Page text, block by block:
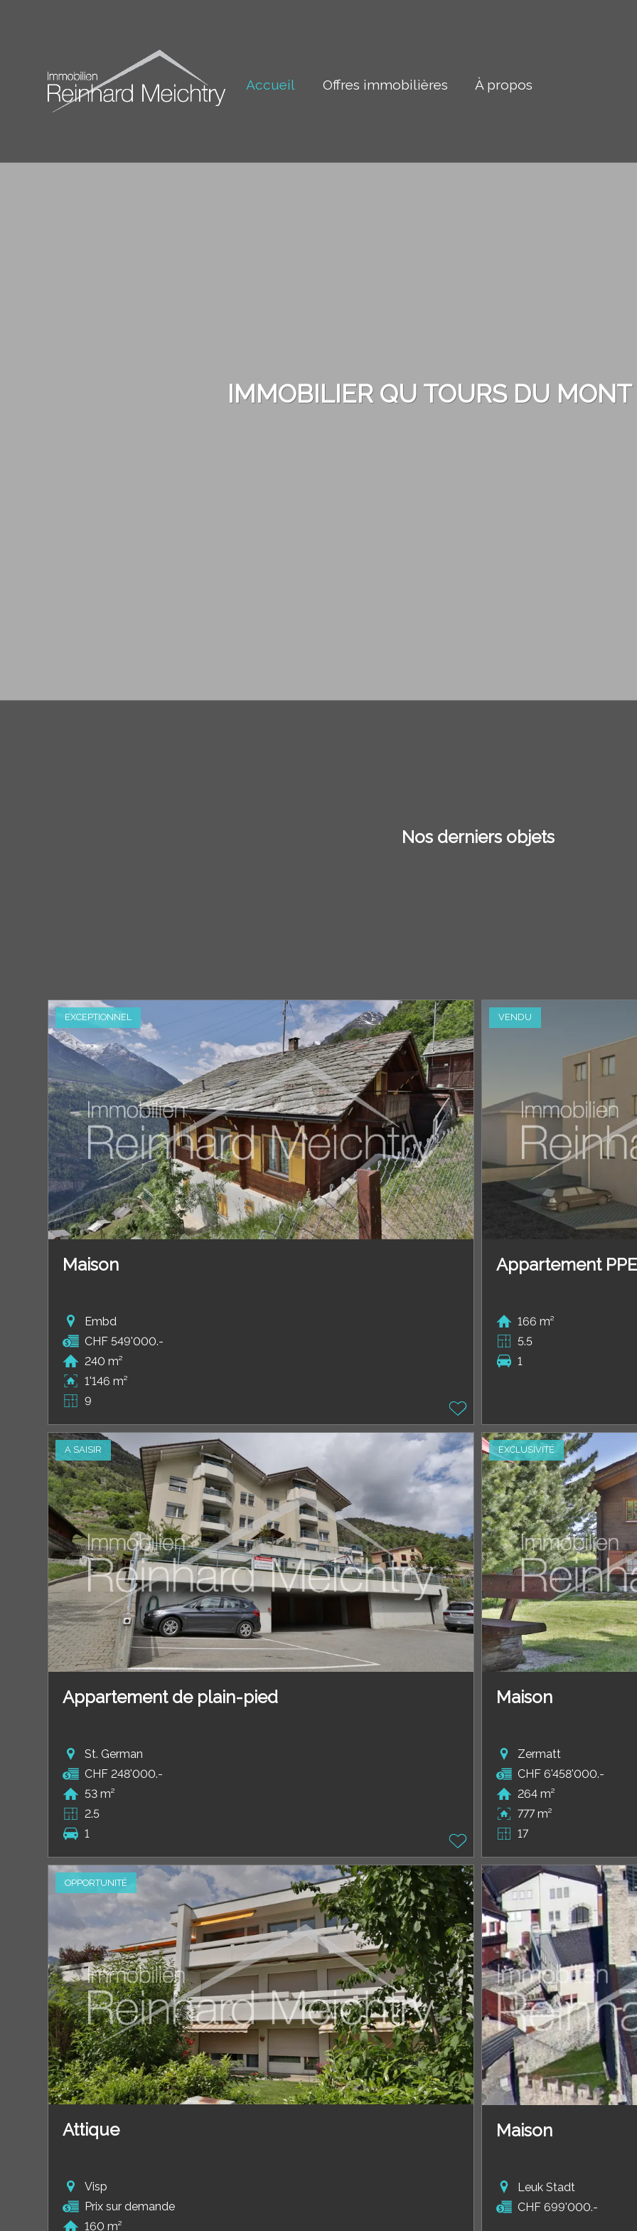
Accueil Offres immobilières À propos
IMMOBILIER QU TOURS DU
Nos derniers objets
EXCEPTIONNEL
Maison
Embd
CHF 549'000.-
240 m²
1'146 m²
9
VENDU
Appartement PPE
166 m²
5.5
1
A SAISIR
Appartement de plain-pied
St. German
CHF 248'000.-
53 m²
2.5
1
EXCLUSIVITÉ
Maison
Zermatt
CHF 6'458'000.-
264 m²
777 m²
17
OPPORTUNITÉ
Attique
Visp
Prix sur demande
160 m²
Maison
Leuk Stadt
CHF 699'000.-